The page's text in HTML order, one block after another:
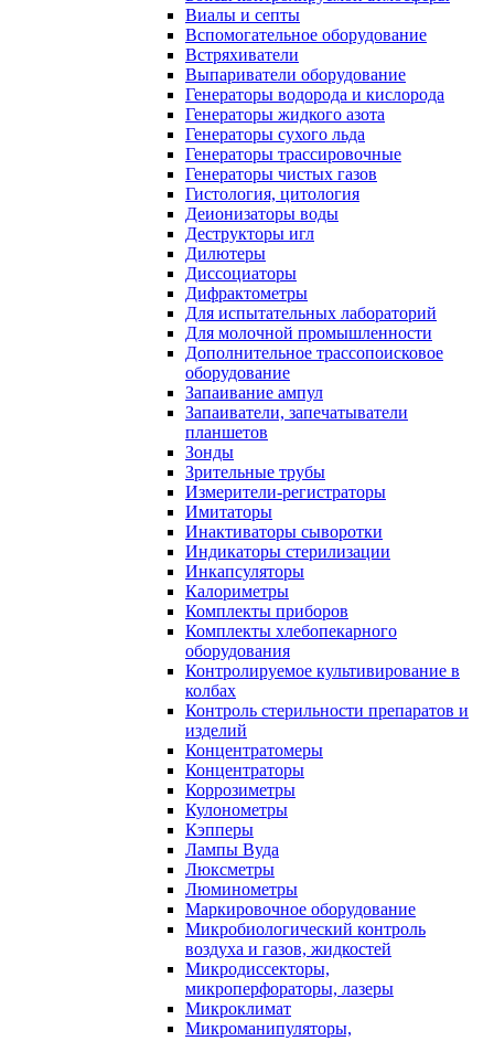
Виалы и септы
Вспомогательное оборудование
Встряхиватели
Выпариватели оборудование
Генераторы водорода и кислорода
Генераторы жидкого азота
Генераторы сухого льда
Генераторы трассировочные
Генераторы чистых газов
Гистология, цитология
Деионизаторы воды
Деструкторы игл
Дилютеры
Диссоциаторы
Дифрактометры
Для испытательных лабораторий
Для молочной промышленности
Дополнительное трассопоисковое
оборудование
Запаивание ампул
Запаиватели, запечатыватели
планшетов
Зонды
Зрительные трубы
Измерители-регистраторы
Имитаторы
Инактиваторы сыворотки
Индикаторы стерилизации
Инкапсуляторы
Калориметры
Комплекты приборов
Комплекты хлебопекарного
оборудования
Контролируемое культивирование в
колбах
Контроль стерильности препаратов и
изделий
Концентратомеры
Концентраторы
Коррозиметры
Кулонометры
Кэпперы
Лампы Вуда
Люксметры
Люминометры
Маркировочное оборудование
Микробиологический контроль
воздуха и газов, жидкостей
Микродиссекторы,
микроперфораторы, лазеры
Микроклимат
Микроманипуляторы,